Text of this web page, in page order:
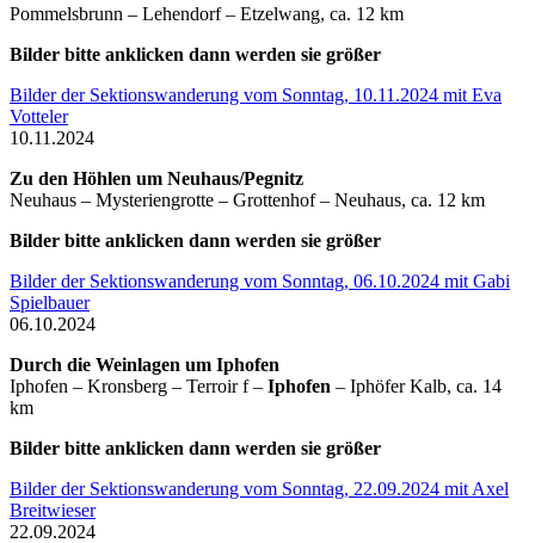
Pommelsbrunn – Lehendorf – Etzelwang, ca. 12 km
Bilder bitte anklicken dann werden sie größer
Bilder der Sektionswanderung vom Sonntag, 10.11.2024 mit Eva
Votteler
10.11.2024
Zu den Höhlen um Neuhaus/Pegnitz
Neuhaus – Mysteriengrotte – Grottenhof – Neuhaus, ca. 12 km
Bilder bitte anklicken dann werden sie größer
Bilder der Sektionswanderung vom Sonntag, 06.10.2024 mit Gabi
Spielbauer
06.10.2024
Durch die Weinlagen um Iphofen
Iphofen – Kronsberg – Terroir f – Iphofen – Iphöfer Kalb, ca. 14
km
Bilder bitte anklicken dann werden sie größer
Bilder der Sektionswanderung vom Sonntag, 22.09.2024 mit Axel
Breitwieser
22.09.2024